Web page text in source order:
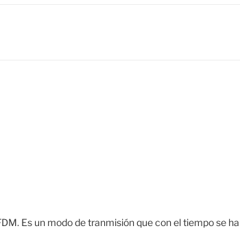
Es un modo de tranmisión que con el tiempo se ha